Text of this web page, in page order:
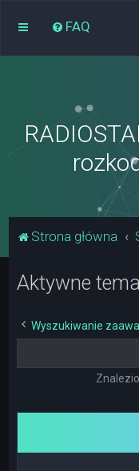
FAQ
Strona główna
Aktywne
Wyszukiwanie